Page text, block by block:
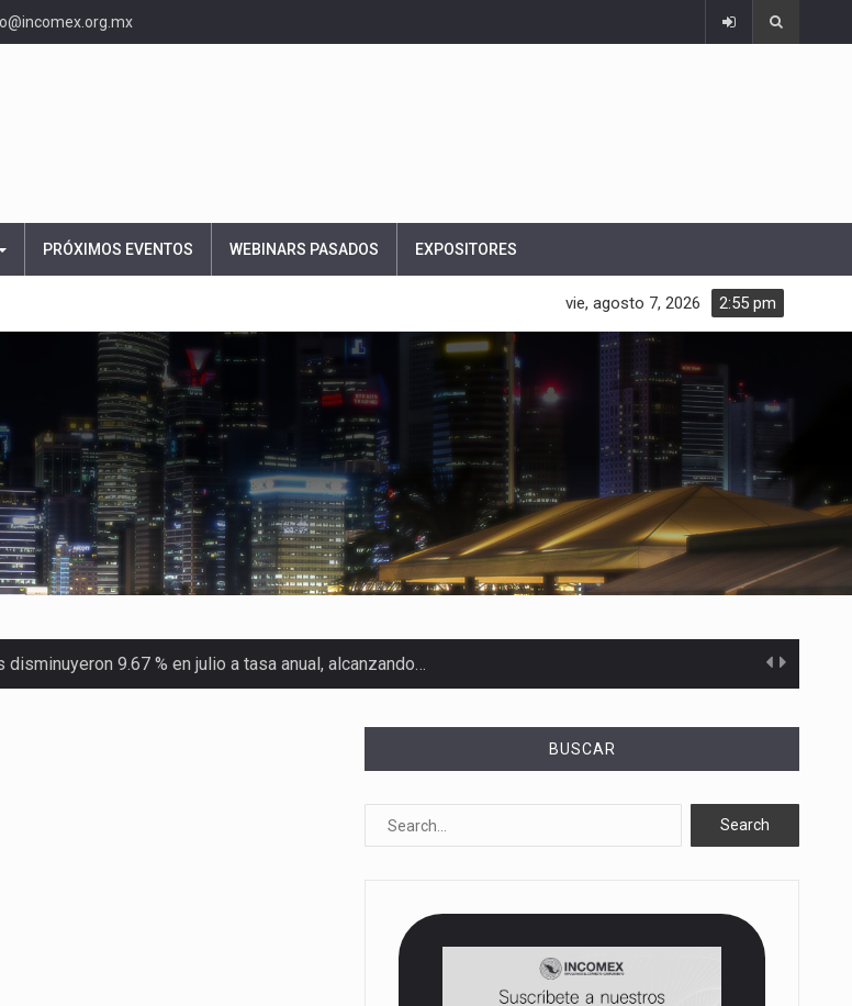
PRÓXIMOS EVENTOS WEBINARS PASADOS EXPOSITORES
2:55 pm
vie, agosto 7, 2026
9.67 % en julio a tasa anual, alcanzando…
al gobierno de Estados Unidos mantener e…
totalmente preparada para la…
del Departamento de Agricultura de Estados Unidos…
rara vez nacen de una interpretación equivocada de…
mitad de las quejas bajo el Mecanismo…
BUSCAR